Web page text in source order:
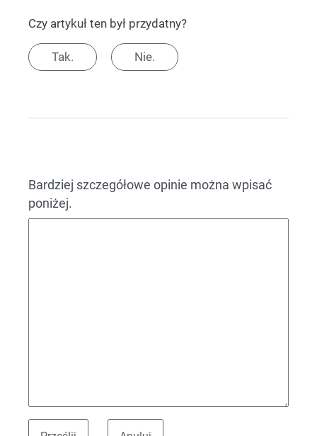
Czy artykuł ten był przydatny?
Tak. Nie.
Bardziej szczegółowe opinie można wpisać
poniżej.